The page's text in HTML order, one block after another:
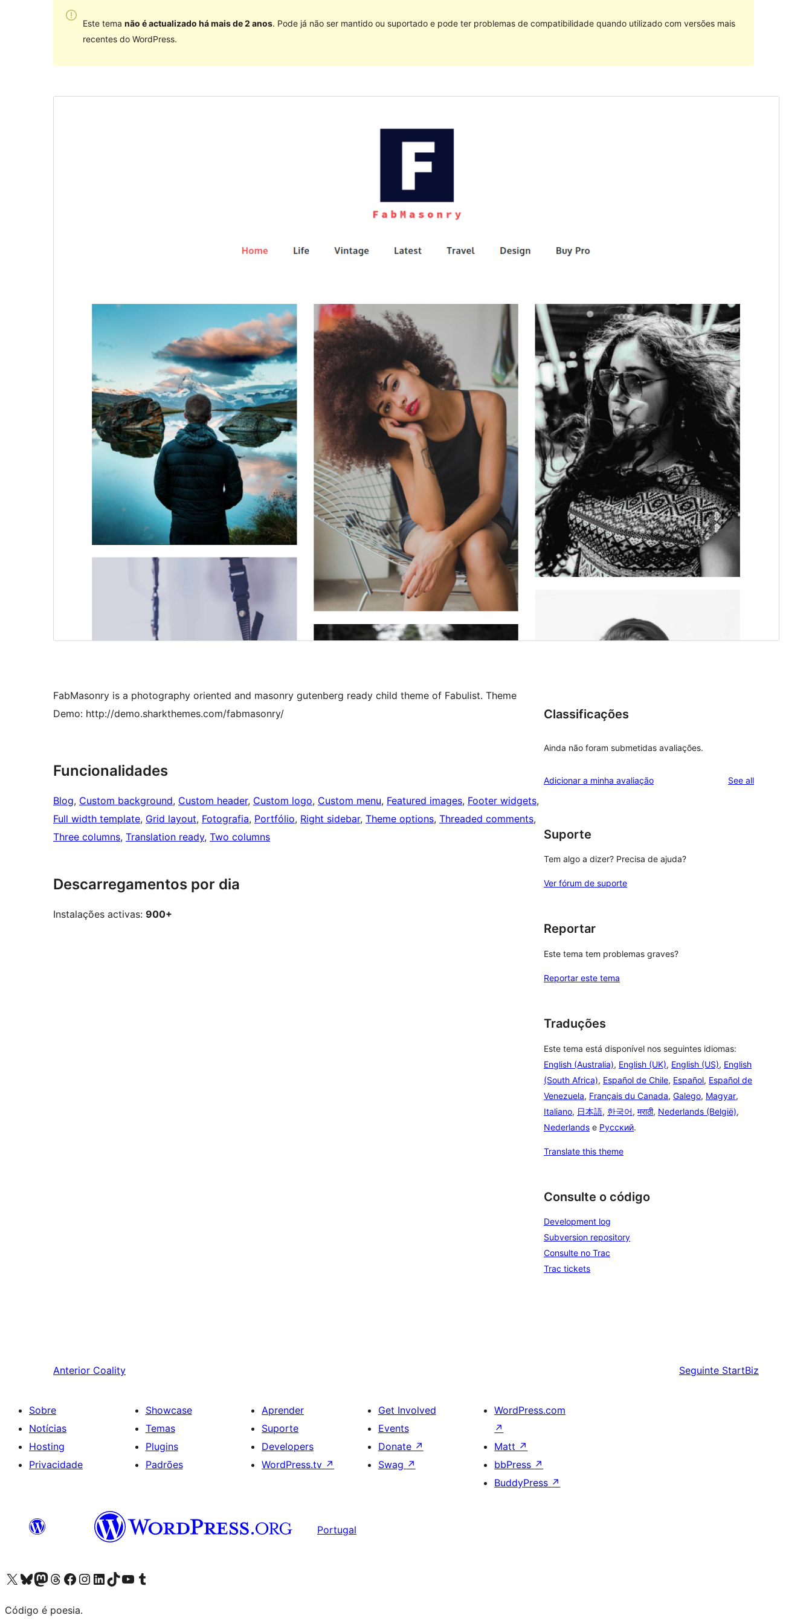
Este tema não é actualizado há mais de 2 anos. Pode já não ser mantido ou suportado e pode ter problemas de compatibilidade quando utilizado com versões mais
recentes do WordPress.
Última actualização
FabMasonry is a photography oriented and masonry gutenberg ready child theme of Fabulist. Theme
Demo: http://demo.sharkthemes.com/fabmasonry/
Funcionalidades
Blog, Custom background, Custom header, Custom logo, Custom menu, Featured images, Footer widgets
Full width template, Grid layout, Fotografia, Portfólio, Right sidebar, Theme options, Threaded comments
Three columns, Translation ready, Two columns
Descarregamentos por dia
Instalações activas: 900+
Classificações
Ainda não foram submetidas avaliações.
Adicionar a minha avaliação See allreviews
Suporte
Tem algo a dizer? Precisa de ajuda?
Ver fórum de suporte
Reportar
Este tema tem problemas graves?
Reportar este tema
Traduções
Este tema está disponível nos seguintes idiomas:
English (Australia), English (UK), English (US), English
(South Africa), Español de Chile, Español, Español de
Venezuela, Français du Canada, Galego, Magyar,
Italiano, 日本語, 한국어, मराठी, Nederlands (België),
Nederlands e Русский.
Translate this theme
Consulte o código
Development log
Subversion repository
Consulte no Trac
Trac tickets
Anterior Coality Seguinte StartBiz
Sobre
Notícias
Hosting
Privacidade
Showcase
Temas
Plugins
Padrões
Aprender
Suporte
Developers
WordPress.tv ↗
Get Involved
Events
Donate ↗
Swag ↗
WordPress.com
↗
Matt ↗
bbPress ↗
BuddyPress ↗
Portugal
Visite a nossa conta X (antigo Twitter)
Visit our Bluesky account
Visit our Mastodon account
Visit our Threads account
Visite a nossa página do Facebook
Visite a nossa conta no Instagram
Visite a nossa conta no LinkedIn
Visit our TikTok account
Visit our YouTube channel
Visit our Tumblr account
Código é poesia.